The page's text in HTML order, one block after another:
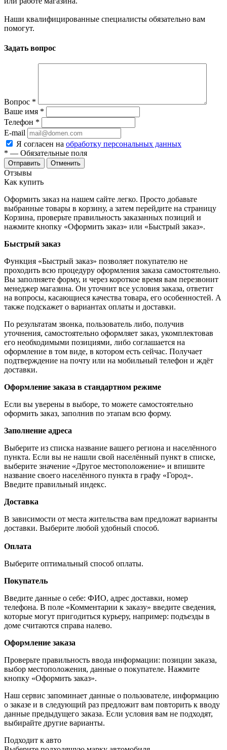
Наши квалифицированные специалисты обязательно вам
помогут.
Задать вопрос
Вопрос *
Ваше имя *
Телефон *
E-mail
Я согласен на обработку персональных данных
* — Обязательные поля
Отменить
Отзывы
Как купить
Оформить заказ на нашем сайте легко. Просто добавьте
выбранные товары в корзину, а затем перейдите на страницу
Корзина, проверьте правильность заказанных позиций и
нажмите кнопку «Оформить заказ» или «Быстрый заказ».
Быстрый заказ
Функция «Быстрый заказ» позволяет покупателю не
проходить всю процедуру оформления заказа самостоятельно.
Вы заполняете форму, и через короткое время вам перезвонит
менеджер магазина. Он уточнит все условия заказа, ответит
на вопросы, касающиеся качества товара, его особенностей. А
также подскажет о вариантах оплаты и доставки.
По результатам звонка, пользователь либо, получив
уточнения, самостоятельно оформляет заказ, укомплектовав
его необходимыми позициями, либо соглашается на
оформление в том виде, в котором есть сейчас. Получает
подтверждение на почту или на мобильный телефон и ждёт
доставки.
Оформление заказа в стандартном режиме
Если вы уверены в выборе, то можете самостоятельно
оформить заказ, заполнив по этапам всю форму.
Заполнение адреса
Выберите из списка название вашего региона и населённого
пункта. Если вы не нашли свой населённый пункт в списке,
выберите значение «Другое местоположение» и впишите
название своего населённого пункта в графу «Город».
Введите правильный индекс.
Доставка
В зависимости от места жительства вам предложат варианты
доставки. Выберите любой удобный способ.
Оплата
Выберите оптимальный способ оплаты.
Покупатель
Введите данные о себе: ФИО, адрес доставки, номер
телефона. В поле «Комментарии к заказу» введите сведения,
которые могут пригодиться курьеру, например: подъезды в
доме считаются справа налево.
Оформление заказа
Проверьте правильность ввода информации: позиции заказа,
выбор местоположения, данные о покупателе. Нажмите
кнопку «Оформить заказ».
Наш сервис запоминает данные о пользователе, информацию
о заказе и в следующий раз предложит вам повторить к вводу
данные предыдущего заказа. Если условия вам не подходят,
выбирайте другие варианты.
Подходит к авто